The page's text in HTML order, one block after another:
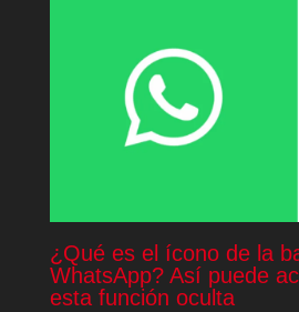
¿Qué es el ícono de la
WhatsApp? Así puede
esta función oculta